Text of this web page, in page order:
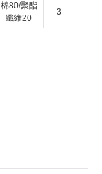
棉80/聚酯
纖維20
3